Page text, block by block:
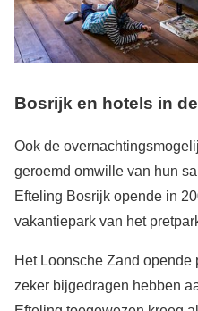
Bosrijk en hotels in
Ook de
geroemd omwille van hun
Efteling Bosrijk opende in
vakantiepark van het
Het Loonsche Zand opende
zeker bijgedragen hebben